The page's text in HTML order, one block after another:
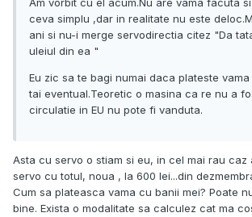
Am vorbit cu el acum.Nu are vama facuta
ceva simplu ,dar in realitate nu este
ani si nu-i merge servodirectia citez "Da
uleiul din ea "
Eu zic sa te bagi numai daca plateste
tai eventual.Teoretic o masina ca re nu a
circulatie in EU nu pote fi vanduta.
Asta cu servo o stiam si eu, in cel mai rau caz
servo cu totul, noua , la 600 lei...din
Cum sa plateasca vama cu banii mei? Poate
bine. Exista o modalitate sa calculez cat ma